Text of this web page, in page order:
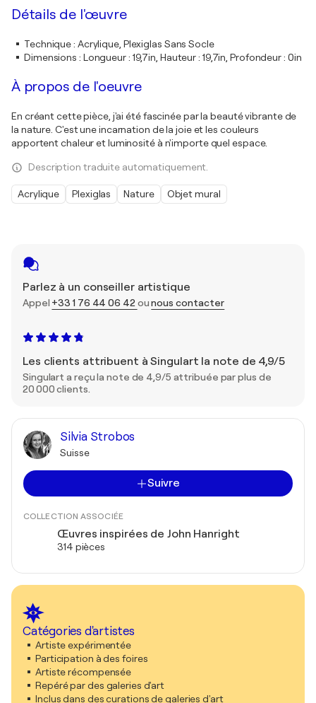
Parlez à un conseiller artistique
Appel +33 1 76 44 06 42 ounous contacter
Les clients attribuent à Singulart la note de 4,9/5
Singulart a reçu la note de 4,9/5 attribuée par plus de
20 000 clients.
Silvia Strobos
Suisse
Suivre
COLLECTION ASSOCIÉE
Œuvres inspirées de John Hanright
314 pièces
Catégories d'artistes
Artiste expérimentée
Participation à des foires
Artiste récompensée
Repéré par des galeries d'art
Inclus dans des curations de galeries d'art
Détails de l'œuvre
Technique: Acrylique, Plexiglas Sans Socle
Dimensions : Longueur : 19,7in, Hauteur : 19,7in, Profondeur : 0in
À propos de l'oeuvre
En créant cette pièce, j'ai été fascinée par la beauté vibrante de
la nature. C'est une incarnation de la joie et les couleurs
apportent chaleur et luminosité à n'importe quel espace.
Description traduite automatiquement.
Acrylique Plexiglas Nature Objet mural